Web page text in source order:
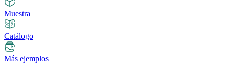
Muestra
Catálogo
Más ejemplos